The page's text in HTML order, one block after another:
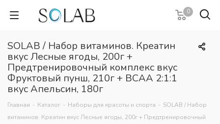
0
SOLAB / Набор витаминов. Креатин
вкус Лесные ягоды, 200г +
Предтренировочный комплекс вкус
Фруктовый пунш, 210г + ВСАА 2:1:1
вкус Апельсин, 180г
Главная - Каталог - Наборы для красоты и спорта - SOLAB / Набор
витаминов. Креатин вкус Лесные ягоды, 200г + Предтренировочный